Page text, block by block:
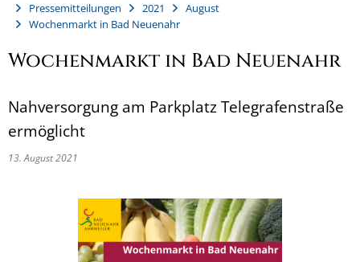
Pressemitteilungen
2021
August
Wochenmarkt in Bad Neuenahr
Wochenmarkt in Bad Neuenahr
Nahversorgung am Parkplatz Telegrafenstraße
ermöglicht
13. August 2021